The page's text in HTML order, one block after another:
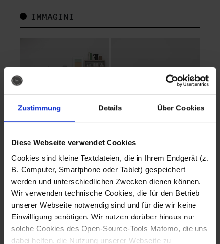
Zustimmung Details Über Cookies
Diese Webseite verwendet Cookies
Cookies sind kleine Textdateien, die in Ihrem Endgerät (z.
B. Computer, Smartphone oder Tablet) gespeichert
werden und unterschiedlichen Zwecken dienen können.
Wir verwenden technische Cookies, die für den Betrieb
unserer Webseite notwendig sind und für die wir keine
Einwilligung benötigen. Wir nutzen darüber hinaus nur
solche Cookies des Open-Source-Tools Matomo, die uns
dabei helfen, die Nutzung unserer Webseite zu
IMMAGINI
Fotografo: Lorenz
Sternbach
Download
Fotografo: Lorenz
Sternbach
Download